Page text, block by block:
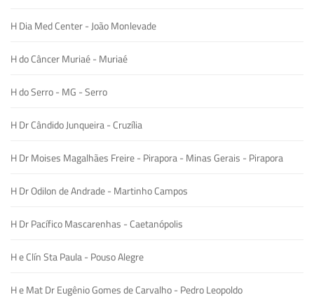
H Dia Med Center - João Monlevade
H do Câncer Muriaé - Muriaé
H do Serro - MG - Serro
H Dr Cândido Junqueira - Cruzília
H Dr Moises Magalhães Freire - Pirapora - Minas Gerais - Pirapora
H Dr Odilon de Andrade - Martinho Campos
H Dr Pacífico Mascarenhas - Caetanópolis
H e Clín Sta Paula - Pouso Alegre
H e Mat Dr Eugênio Gomes de Carvalho - Pedro Leopoldo